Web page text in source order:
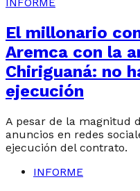
El millonario
Aremca con la
Chiriguaná: no
ejecución
A pesar de la magnitud
anuncios en redes
ejecución del contrato.
INFORME